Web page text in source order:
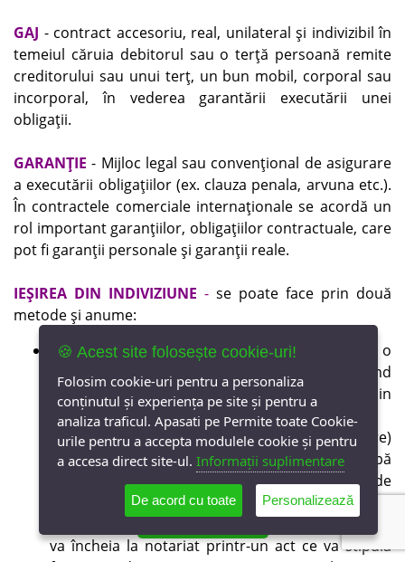
GAJ - contract accesoriu, real, unilateral şi indivizibil în
temeiul căruia debitorul sau o terţă persoană remite
creditorului sau unui terţ, un bun mobil, corporal sau
incorporal, în vederea garantării executării unei
obligaţii.
GARANŢIE - Mijloc legal sau convenţional de asigurare
a executării obligaţiilor (ex. clauza penala, arvuna etc.).
În contractele comerciale internaţionale se acordă un
rol important garanţiilor, obligaţiilor contractuale, care
pot fi garanţii personale şi garanţii reale.
IEŞIREA DIN INDIVIZIUNE - se poate face prin două
metode şi anume:
prin simpla înţelegere între proprietari, cu o
cădere de comun acord între aceştia privind
partea fiecăruia ce-i va reveni în urma ieşirii din
indiviziune.
- în acest caz, se va face o lotizare (dezmembrare)
după dorinţa coproprietarilor, iar după
aprobarea de către ANCPI a dosarului de
dezmembrare, respectiv atribuirea numărului
cadastral pentru fiecare lot de teren rezultat, se
va încheia la notariat printr-un act ce va stipula
0737 800 000
🍪 Acest site folosește cookie-uri!
Folosim cookie-uri pentru a personaliza
conținutul și experiența pe site și pentru a
analiza traficul. Apasati pe Permite toate Cookie-
urile pentru a accepta modulele cookie și pentru
a accesa direct site-ul. Informații suplimentare
De acord cu toate Personalizează